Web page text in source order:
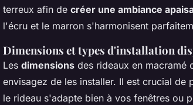
terreux afin de créer une ambiance
l'écru et le marron s'harmonisent
Dimensions et types d'installation
Les dimensions des rideaux en macramé
envisagez de les installer. Il est crucial de
le rideau s'adapte bien à vos fenêtres ou